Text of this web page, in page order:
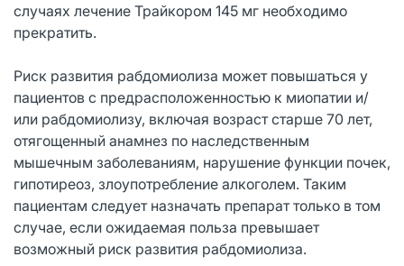
случаях лечение Трайкором 145 мг необходимо
прекратить.
Риск развития рабдомиолиза может повышаться у
пациентов с предрасположенностью к миопатии и/
или рабдомиолизу, включая возраст старше 70 лет,
отягощенный анамнез по наследственным
мышечным заболеваниям, нарушение функции почек,
гипотиреоз, злоупотребление алкоголем. Таким
пациентам следует назначать препарат только в том
случае, если ожидаемая польза превышает
возможный риск развития рабдомиолиза.